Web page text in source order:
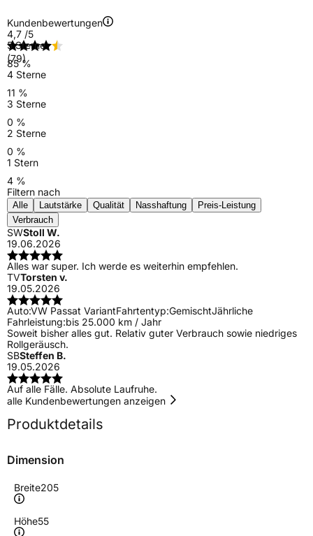
Kundenbewertungen
4,7 /5
(79)
5 Sterne
85 %
4 Sterne
11 %
3 Sterne
0 %
2 Sterne
0 %
1 Stern
4 %
Filtern nach
Alle Lautstärke Qualität Nasshaftung
Preis-Leistung
Verbrauch
SWStoll W.
19.06.2026
Alles war super. Ich werde es weiterhin empfehlen.
TVTorsten v.
19.05.2026
Auto:VW Passat VariantFahrtentyp:GemischtJährliche
Fahrleistung:bis 25.000 km / Jahr
Soweit bisher alles gut. Relativ guter Verbrauch sowie niedriges
Rollgeräusch.
SBSteffen B.
19.05.2026
Auf alle Fälle. Absolute Laufruhe.
alle Kundenbewertungen anzeigen
Produktdetails
Dimension
Breite205
Höhe55